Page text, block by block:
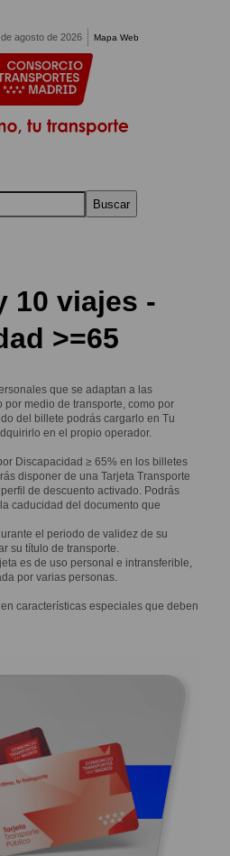
agosto de 2026 Mapa Web
Buscar
10 viajes -
>=65
que se adaptan a las
medio de transporte, como por
del billete podrás cargarlo en Tu
en el propio operador.
Discapacidad ≥ 65% en los billetes
disponer de una Tarjeta Transporte
de descuento activado. Podrás
caducidad del documento que
el periodo de validez de su
su título de transporte.
es de uso personal e intransferible,
por varias personas.
características especiales que deben